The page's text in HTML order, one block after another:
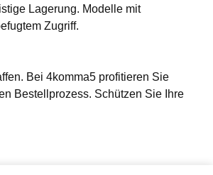
Lagerung. Modelle mit
Zugriff.
Bei 4komma5 profitieren Sie
Bestellprozess. Schützen Sie Ihre